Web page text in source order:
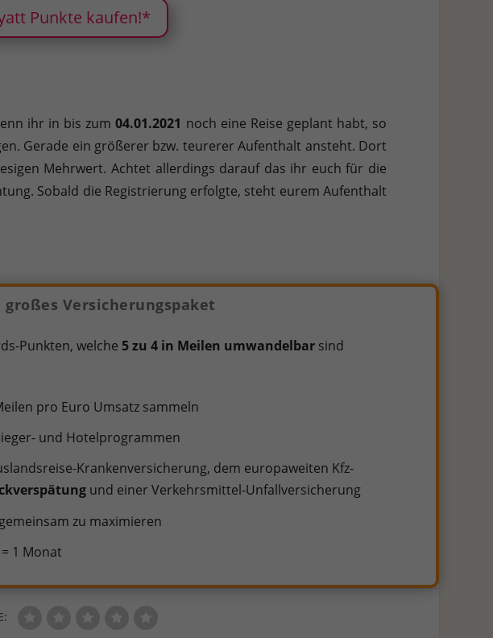
Punkte kaufen!*
ihr in bis zum04.01.2021 noch eine Reise geplant habt, so
Gerade ein größerer bzw. teurerer Aufenthalt ansteht. Dort
Mehrwert. Achtet allerdings darauf das ihr euch für die
Sobald die Registrierung erfolgte, steht eurem Aufenthalt
Versicherungspaket
Punkten, welche 5 zu 4 in Meilen umwandelbar sind
pro Euro Umsatz sammeln
und Hotelprogrammen
Krankenversicherung, dem europaweiten Kfz-
und einer Verkehrsmittel-Unfallversicherung
zu maximieren
1 Monat